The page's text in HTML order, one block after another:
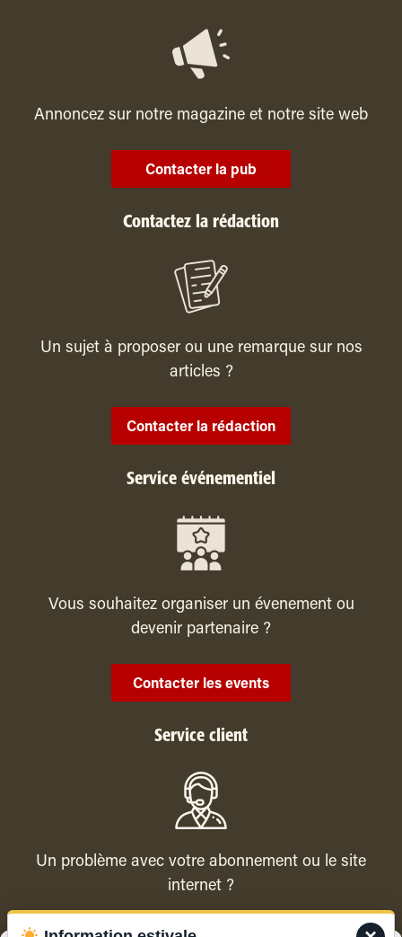
Annoncez sur notre magazine et notre site web
Contacter la pub
Contactez la rédaction
Un sujet à proposer ou une remarque sur nos
articles ?
Contacter la rédaction
Service événementiel
Vous souhaitez organiser un évenement ou
devenir partenaire ?
Contacter les events
Service client
Un problème avec votre abonnement ou le site
internet ?